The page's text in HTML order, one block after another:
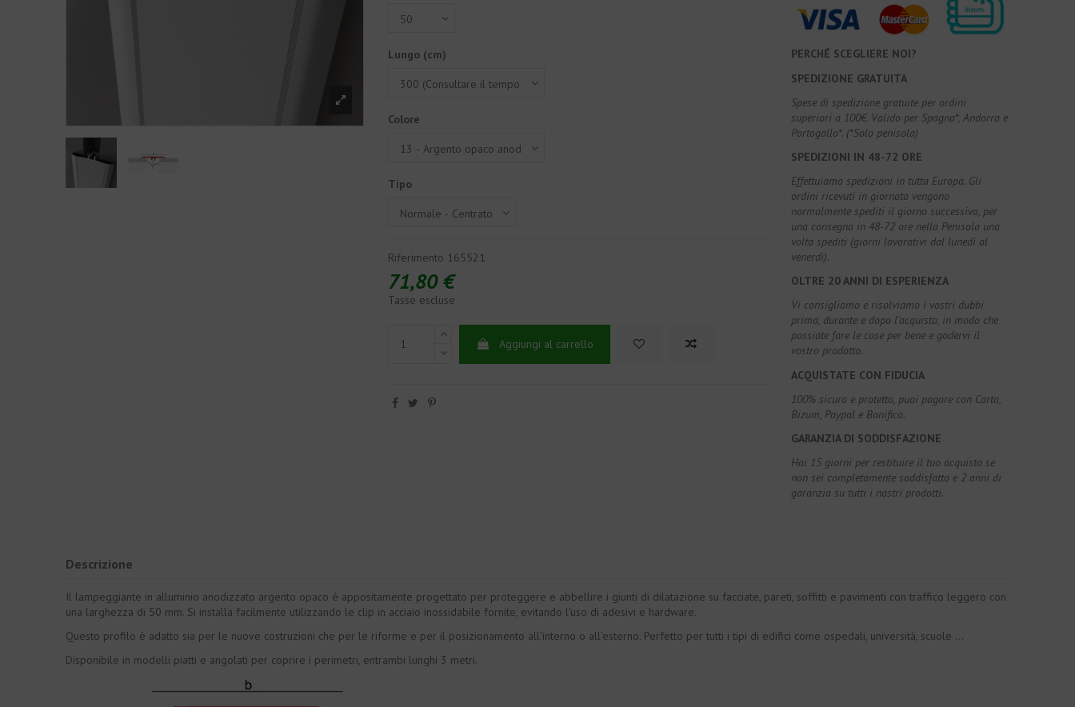
Lungo (cm)
Colore
Tipo
Riferimento 165521
71,80 €
Tasse escluse
Aggiungi al carrello
PERCHÉ SCEGLIERE NOI?
SPEDIZIONE GRATUITA
Spese di spedizione gratuite per ordini
superiori a 100€. Valido per Spagna*, Andorra e
Portogallo*. (*Solo penisola)
SPEDIZIONI IN 48-72 ORE
Effettuiamo spedizioni in tutta Europa. Gli
ordini ricevuti in giornata vengono
normalmente spediti il giorno successivo, per
una consegna in 48-72 ore nella Penisola una
volta spediti (giorni lavorativi dal lunedì al
venerdì).
OLTRE 20 ANNI DI ESPERIENZA
Vi consigliamo e risolviamo i vostri dubbi
prima, durante e dopo l'acquisto, in modo che
possiate fare le cose per bene e godervi il
vostro prodotto.
ACQUISTATE CON FIDUCIA
100% sicuro e protetto, puoi pagare con Carta,
Bizum, Paypal e Bonifico.
GARANZIA DI SODDISFAZIONE
Hai 15 giorni per restituire il tuo acquisto se
non sei completamente soddisfatto e 2 anni di
garanzia su tutti i nostri prodotti.
Descrizione
Il lampeggiante in alluminio anodizzato argento opaco è appositamente progettato per proteggere e abbellire i giunti di dilatazione su facciate, pareti, soffitti e pavimenti con traffico leggero con
una larghezza di 50 mm. Si installa facilmente utilizzando le clip in acciaio inossidabile fornite, evitando l'uso di adesivi e hardware.
Questo profilo è adatto sia per le nuove costruzioni che per le riforme e per il posizionamento all'interno o all'esterno. Perfetto per tutti i tipi di edifici come ospedali, università, scuole ...
Disponibile in modelli piatti e angolati per coprire i perimetri, entrambi lunghi 3 metri.